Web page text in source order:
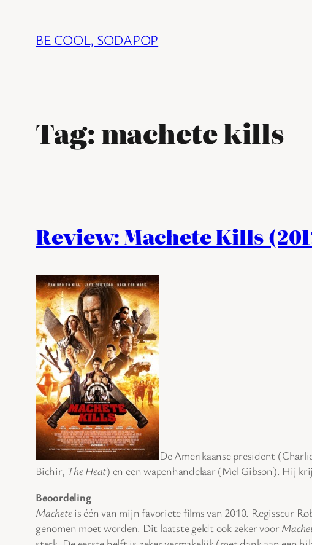
BE COOL, SODAPOP
Tag:machete kills
Review: Machete Kills
De Amerikaanse president
Bichir, The Heat) en een wapenhandelaar (Mel Gibson). Hij
Beoordeling
Macheteis één van mijn favoriete films van 2010. Regisseur
genomen moet worden. Dit laatste geldt ook zeker voor